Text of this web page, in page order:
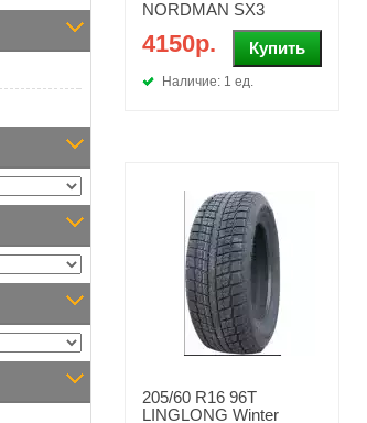
NORDMAN SX3
4150р.
Наличие: 1 ед.
205/60 R16 96T
LINGLONG Winter